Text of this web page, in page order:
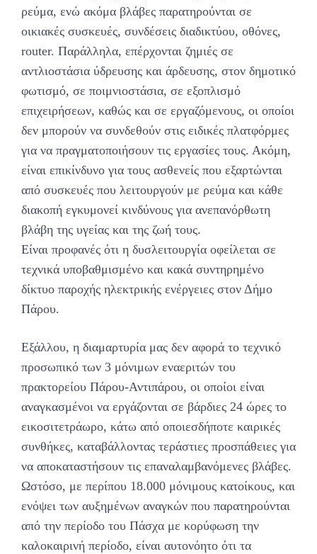
ρεύμα, ενώ ακόμα βλάβες παρατηρούνται σε
οικιακές συσκευές, συνδέσεις διαδικτύου, οθόνες,
router. Παράλληλα, επέρχονται ζημιές σε
αντλιοστάσια ύδρευσης και άρδευσης, στον δημοτικό
φωτισμό, σε ποιμνιοστάσια, σε εξοπλισμό
επιχειρήσεων, καθώς και σε εργαζόμενους, οι οποίοι
δεν μπορούν να συνδεθούν στις ειδικές πλατφόρμες
για να πραγματοποιήσουν τις εργασίες τους. Ακόμη,
είναι επικίνδυνο για τους ασθενείς που εξαρτώνται
από συσκευές που λειτουργούν με ρεύμα και κάθε
διακοπή εγκυμονεί κινδύνους για ανεπανόρθωτη
βλάβη της υγείας και της ζωή τους.
Είναι προφανές ότι η δυσλειτουργία οφείλεται σε
τεχνικά υποβαθμισμένο και κακά συντηρημένο
δίκτυο παροχής ηλεκτρικής ενέργειες στον Δήμο
Πάρου.
Εξάλλου, η διαμαρτυρία μας δεν αφορά το τεχνικό
προσωπικό των 3 μόνιμων εναεριτών του
πρακτορείου Πάρου-Αντιπάρου, οι οποίοι είναι
αναγκασμένοι να εργάζονται σε βάρδιες 24 ώρες το
εικοσιτετράωρο, κάτω από οποιεσδήποτε καιρικές
συνθήκες, καταβάλλοντας τεράστιες προσπάθειες για
να αποκαταστήσουν τις επαναλαμβανόμενες βλάβες.
Ωστόσο, με περίπου 18.000 μόνιμους κατοίκους, και
ενόψει των αυξημένων αναγκών που παρατηρούνται
από την περίοδο του Πάσχα με κορύφωση την
καλοκαιρινή περίοδο, είναι αυτονόητο ότι τα